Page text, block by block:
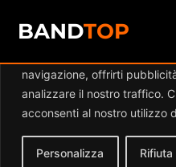
Diamo valore alla tua
navigazione, offrirti
analizzare il nostro traffico.
acconsenti al nostro utilizzo
Personalizza
BANDTOP
Eventi a
+